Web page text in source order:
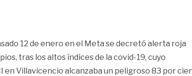
12 de enero en el Meta se decretó alerta roja
tras los altos índices de la covid-19, cuyo
en Villavicencio alcanzaba un peligroso 83 por